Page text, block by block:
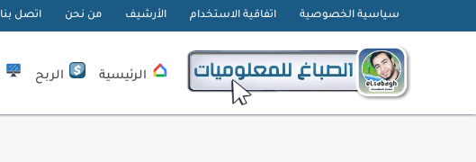
سياسية الخصوصية اتفاقية الاستخدام الأرشيف من نحن اتصل بنا
الرئيسية الربح